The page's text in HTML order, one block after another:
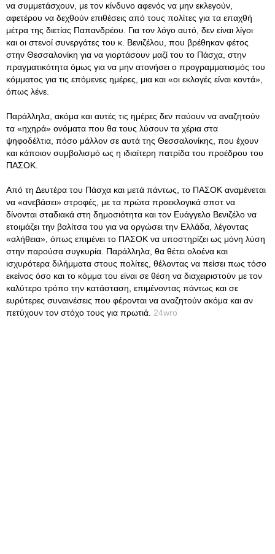
να συμμετάσχουν, με τον κίνδυνο αφενός να μην εκλεγούν,
αφετέρου να δεχθούν επιθέσεις από τους πολίτες για τα επαχθή
μέτρα της διετίας Παπανδρέου . Για τον λόγο αυτό, δεν είναι λίγοι
και οι στενοί συνεργάτες του κ. Βενιζέλου, που βρέθηκαν φέτος
στην Θεσσαλονίκη για να γιορτάσουν μαζί του το Πάσχα, στην
πραγματικότητα όμως για να μην ατονήσει ο προγραμματισμός του
κόμματος για τις επόμενες ημέρες, μια και «οι εκλογές είναι κοντά»,
όπως λένε.
Παράλληλα, ακόμα και αυτές τις ημέρες δεν παύουν να αναζητούν
τα «ηχηρά» ονόματα που θα τους λύσουν τα χέρια στα
ψηφοδέλτια, πόσο μάλλον σε αυτά της Θεσσαλονίκης, που έχουν
και κάποιον συμβολισμό ως η ιδιαίτερη πατρίδα του προέδρου του
ΠΑΣΟΚ.
Από τη Δευτέρα του Πάσχα και μετά πάντως, το ΠΑΣΟΚ αναμένεται
να «ανεβάσει» στροφές, με τα πρώτα προεκλογικά σποτ να
δίνονται σταδιακά στη δημοσιότητα και τον Ευάγγελο Βενιζέλο να
ετοιμάζει την βαλίτσα του για να οργώσει την Ελλάδα, λέγοντας
«αλήθεια», όπως επιμένει το ΠΑΣΟΚ να υποστηρίζει ως μόνη λύση
στην παρούσα συγκυρία. Παράλληλα, θα θέτει ολοένα και
ισχυρότερα διλήμματα στους πολίτες, θέλοντας να πείσει πως τόσο
εκείνος όσο και το κόμμα του είναι σε θέση να διαχειριστούν με τον
καλύτερο τρόπο την κατάσταση, επιμένοντας πάντως και σε
ευρύτερες συναινέσεις που φέρονται να αναζητούν ακόμα και αν
πετύχουν τον στόχο τους για πρωτιά. 24wro